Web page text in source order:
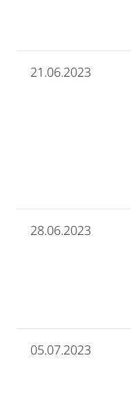
21.06.2023
28.06.2023
05.07.2023